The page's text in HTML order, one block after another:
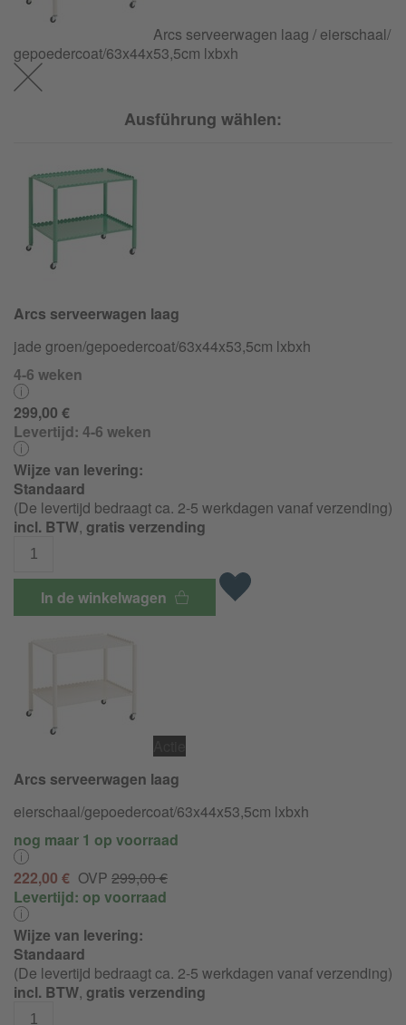
Arcs serveerwagen laag / eierschaal/
gepoedercoat/63x44x53,5cm lxbxh
Ausführung wählen:
Arcs serveerwagen laag
jade groen/gepoedercoat/63x44x53,5cm lxbxh
4-6 weken
299,00 €
Levertijd: 4-6 weken
Wijze van levering:
Standaard
(De levertijd bedraagt ca. 2-5 werkdagen vanaf verzending)
incl. BTW, gratis verzending
In de winkelwagen
Arcs serveerwagen laag
eierschaal/gepoedercoat/63x44x53,5cm lxbxh
nog maar 1 op voorraad
222,00 € OVP 299,00 €
Levertijd: op voorraad
Wijze van levering:
Standaard
(De levertijd bedraagt ca. 2-5 werkdagen vanaf verzending)
incl. BTW, gratis verzending